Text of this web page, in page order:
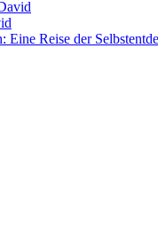
Eine Reise der